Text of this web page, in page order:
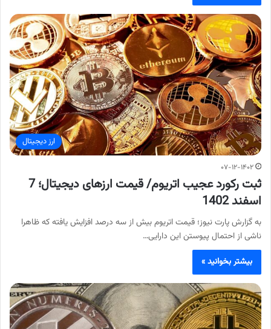
ارز دیجیتال
۰۷-۱۲-۱۴۰۲
ثبت رکورد عجیب اتریوم/ قیمت ارزهای دیجیتال؛ 7
اسفند 1402
به گزارش پارت نیوز؛ قیمت اتریوم بیش از سه درصد افزایش یافته که ظاهرا
ناشی از احتمال پیوستن این دارایی…
بیشتر بخوانید »